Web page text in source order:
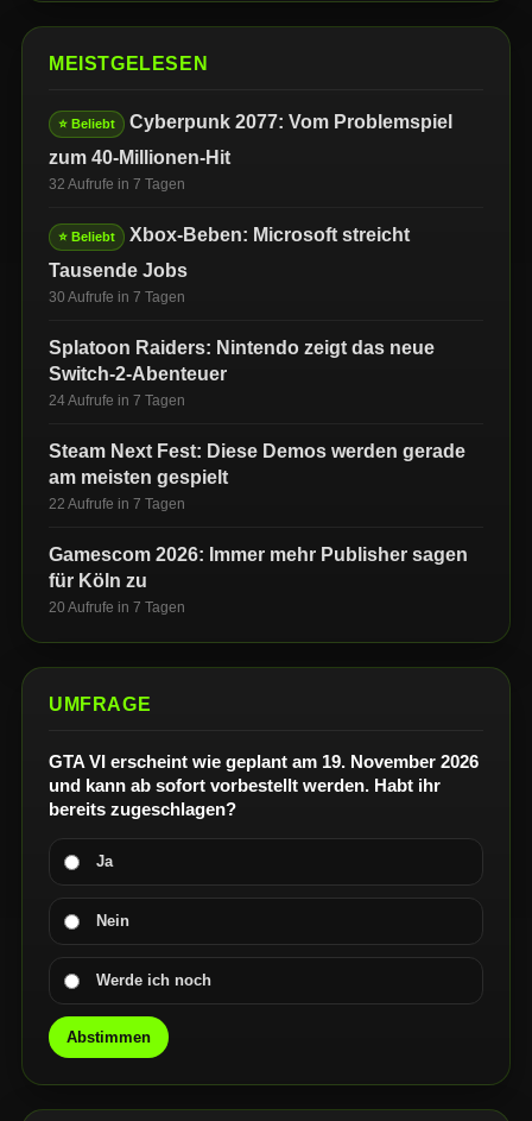
MEISTGELESEN
⭐ Beliebt
Cyberpunk 2077: Vom Problemspiel
zum 40-Millionen-Hit
32 Aufrufe in 7 Tagen
⭐ Beliebt
Xbox-Beben: Microsoft streicht
Tausende Jobs
30 Aufrufe in 7 Tagen
Splatoon Raiders: Nintendo zeigt das neue
Switch-2-Abenteuer
24 Aufrufe in 7 Tagen
Steam Next Fest: Diese Demos werden gerade
am meisten gespielt
22 Aufrufe in 7 Tagen
Gamescom 2026: Immer mehr Publisher sagen
für Köln zu
20 Aufrufe in 7 Tagen
UMFRAGE
GTA VI erscheint wie geplant am 19. November 2026
und kann ab sofort vorbestellt werden. Habt ihr
bereits zugeschlagen?
Ja
Nein
Werde ich noch
Abstimmen